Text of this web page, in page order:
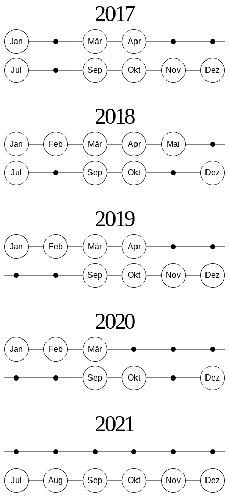
2017
Jan Mär Apr
Jul Sep Okt Nov Dez
2018
Jan Feb Mär Apr Mai
Jul Sep Okt Dez
2019
Jan Feb Mär Apr
Sep Okt Nov Dez
2020
Jan Feb Mär
Sep Okt Dez
2021
Jul Aug Sep Okt Nov Dez